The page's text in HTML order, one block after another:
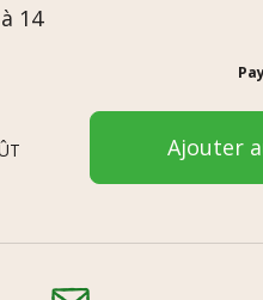
14
Ajouter